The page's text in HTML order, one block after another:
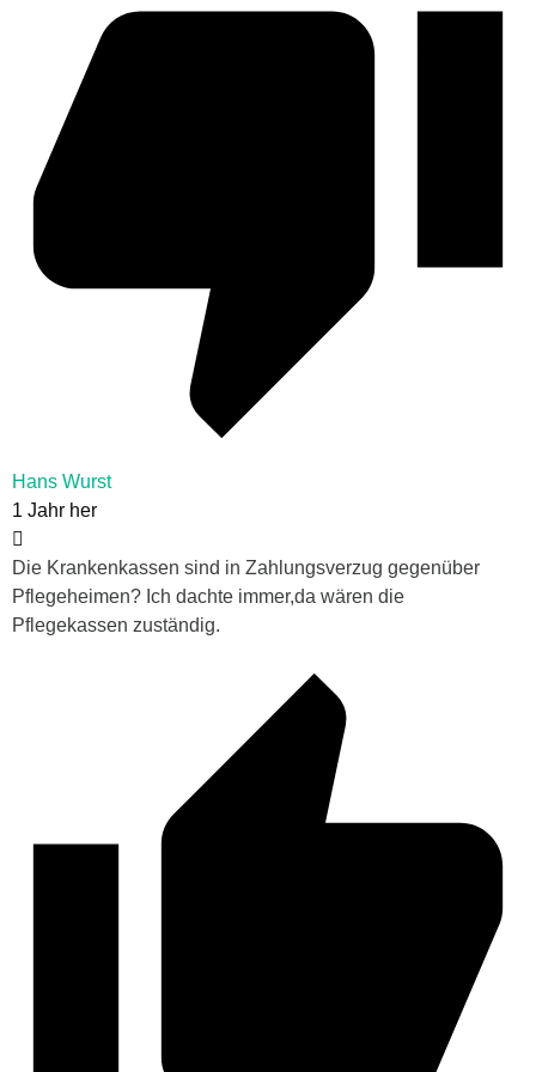
Hans Wurst
1 Jahr her
Die Krankenkassen sind in Zahlungsverzug gegenüber
Pflegeheimen? Ich dachte immer,da wären die
Pflegekassen zuständig.